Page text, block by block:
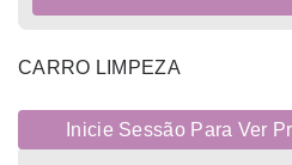
CARRO LIMPEZA
Inicie Sessão Para Ver